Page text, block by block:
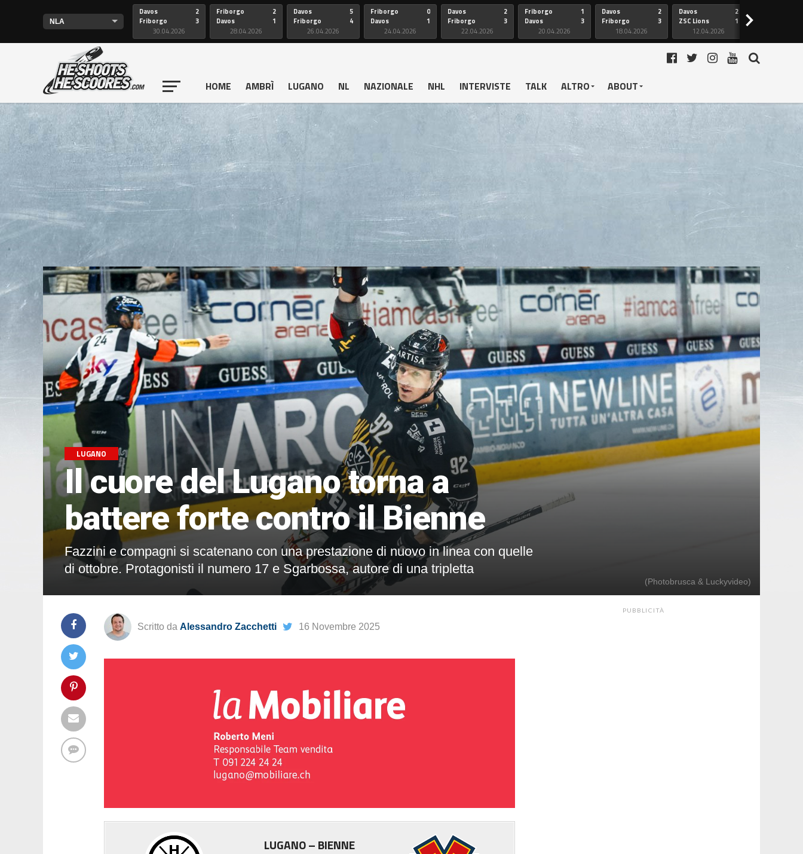
Davos
Friborgo
2
3
30.04.2026
Friborgo
Davos
2
1
28.04.2026
Davos
Friborgo
5
4
26.04.2026
Friborgo
Davos
0
1
24.04.2026
Davos
Friborgo
2
3
22.04.2026
Friborgo
Davos
1
3
20.04.2026
Davos
Friborgo
2
3
18.04.2026
Davos
ZSC Lions
2
1
12.04.2026
>
HOME AMBRÌ LUGANO NL NAZIONALE NHL INTERVISTE TALK ALTRO ABOUT
LUGANO
Il cuore del Lugano torna a
battere forte contro il Bienne
Fazzini e compagni si scatenano con una prestazione di nuovo in linea con quelle
di ottobre. Protagonisti il numero 17 e Sgarbossa, autore di una tripletta
(Photobrusca & Luckyvideo)
Scritto da Alessandro Zacchetti 16 Novembre 2025
LUGANO – BIENNE
PUBBLICITÀ